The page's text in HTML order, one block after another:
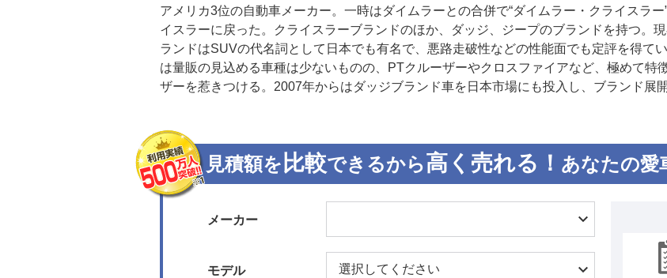
アメリカ3位の自動車メーカー。一時はダイムラーとの合併で“ダイムラー・クライスラ
イスラーに戻った。クライスラーブランドのほか、ダッジ、ジープのブランドを持つ。
ランドはSUVの代名詞として日本でも有名で、悪路走破性などの性能面でも定評を得て
は量販の見込める車種は少ないものの、PTクルーザーやクロスファイアなど、極めて特
ザーを惹きつける。2007年からはダッジブランド車を日本市場にも投入し、ブランド展
見積額を 比較できるから高く売れる！ あなたの愛
メーカー
モデル